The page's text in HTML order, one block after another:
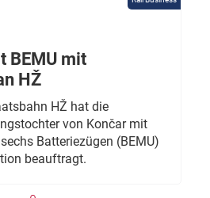
BEMU mit
HŽ
HŽ hat die
von Končar mit
Batteriezügen (BEMU)
beauftragt.